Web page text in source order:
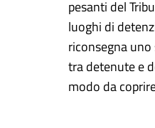
pesanti del
luoghi di
riconsegna
tra detenute e
modo da